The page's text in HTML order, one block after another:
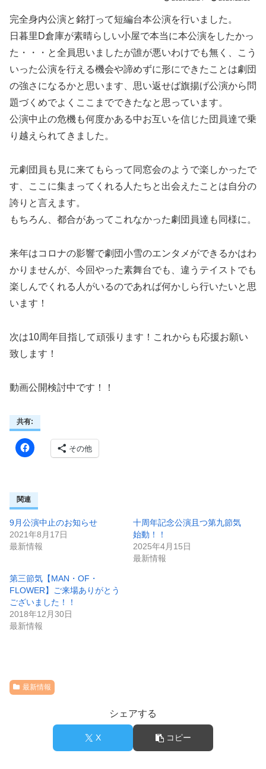
完全身内公演と銘打って短編台本公演を行いました。
日暮里D倉庫が素晴らしい小屋で本当に本公演をしたかっ
た・・・と全員思いましたが誰が悪いわけでも無く、こう
いった公演を行える機会や諦めずに形にできたことは劇団
の強さになるかと思います、思い返せば旗揚げ公演から問
題づくめでよくここまでできたなと思っています。
公演中止の危機も何度かある中お互いを信じた団員達で乗
り越えられてきました。
元劇団員も見に来てもらって同窓会のようで楽しかったで
す、ここに集まってくれる人たちと出会えたことは自分の
誇りと言えます。
もちろん、都合があってこれなかった劇団員達も同様に。
来年はコロナの影響で劇団小雪のエンタメができるかはわ
かりませんが、今回やった素舞台でも、違うテイストでも
楽しんでくれる人がいるのであれば何かしら行いたいと思
います！
次は10周年目指して頑張ります！これからも応援お願い
致します！
動画公開検討中です！！
共有:
その他
関連
9月公演中止のお知らせ
2021年8月17日
最新情報
十周年記念公演且つ第九節気
始動！！
2025年4月15日
最新情報
第三節気【MAN・OF・
FLOWER】ご来場ありがとう
ございました！！
2018年12月30日
最新情報
最新情報
シェアする
X コピー